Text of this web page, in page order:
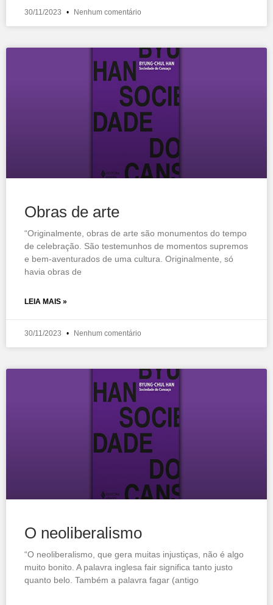
30/11/2023 Nenhum comentário
Obras de arte
“Originalmente, obras de arte são monumentos do tempo
de celebração. São testemunhos de momentos supremos
e bem-aventurados de uma cultura. Originalmente, só
havia obras de
LEIA MAIS »
30/11/2023 Nenhum comentário
O neoliberalismo
“O neoliberalismo, que gera muitas injustiças, não é algo
muito bonito. A palavra inglesa fair significa tanto justo
quanto belo. Também a palavra fagar (antigo